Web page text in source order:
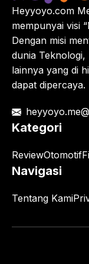
Heyyoyo.com
mempunyai visi
Dengan misi
dunia Teknologi,
lainnya yang di
dapat dipercaya.
Kategori
ReviewOtomotif
Navigasi
Tentang Kami